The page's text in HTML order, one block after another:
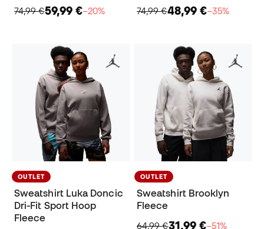
74,99 €59,99 €−20%
74,99 €48,99 €−35%
OUTLET
Sweatshirt Luka Doncic
Dri-Fit Sport Hoop
Fleece
OUTLET
Sweatshirt Brooklyn
Fleece
64,99 €31,99 €−51%